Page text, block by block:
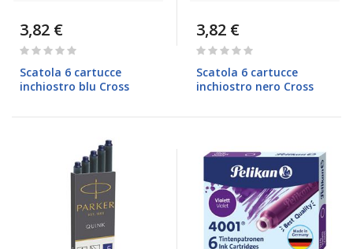
3,82 €
Rating:
Scatola 6 cartucce
inchiostro blu Cross
3,82 €
Rating:
Scatola 6 cartucce
inchiostro nero Cross